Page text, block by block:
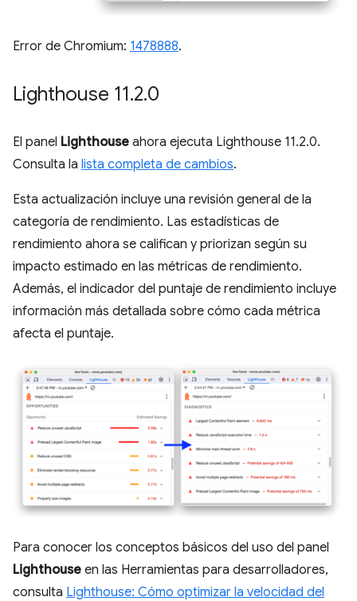
Error de Chromium: 1478888.
Lighthouse 11.2.0
El panel Lighthouse ahora ejecuta Lighthouse 11.2.0.
Consulta la lista completa de cambios.
Esta actualización incluye una revisión general de la
categoría de rendimiento. Las estadísticas de
rendimiento ahora se califican y priorizan según su
impacto estimado en las métricas de rendimiento.
Además, el indicador del puntaje de rendimiento incluye
información más detallada sobre cómo cada métrica
afecta el puntaje.
Para conocer los conceptos básicos del uso del panel
Lighthouse en las Herramientas para desarrolladores,
consulta Lighthouse: Cómo optimizar la velocidad del